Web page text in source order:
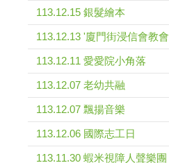
113.12.15 銀髮繪本
113.12.13 '廈門街浸信會教會
113.12.11 愛愛院小角落
113.12.07 老幼共融
113.12.07 飄揚音樂
113.12.06 國際志工日
113.11.30 蝦米視障人聲樂團